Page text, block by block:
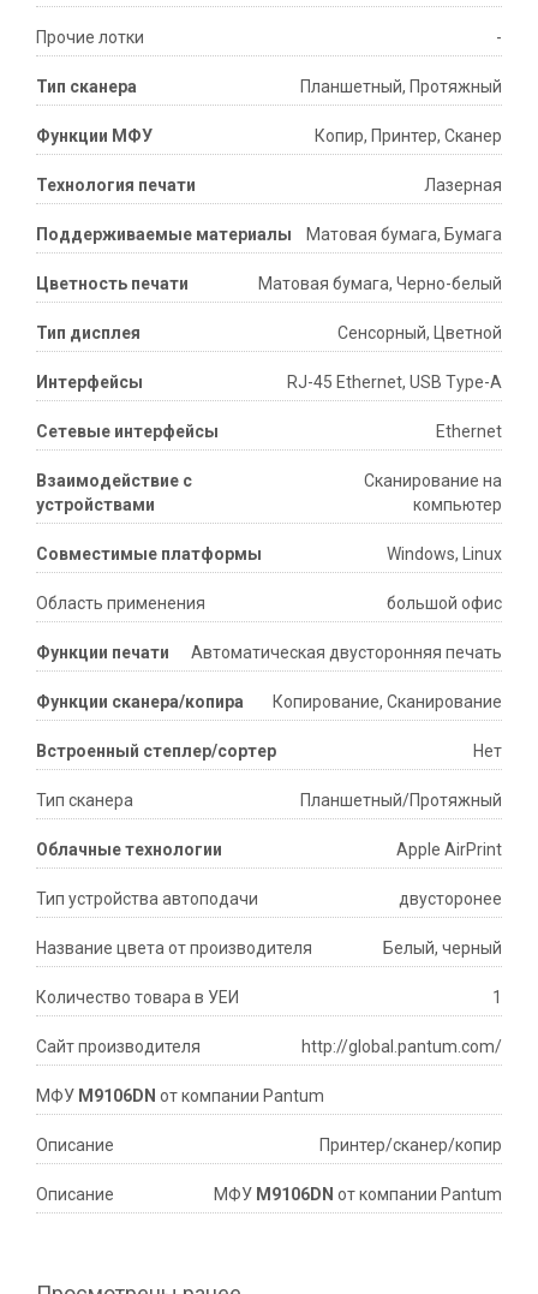
Прочие лотки -
Тип сканера Планшетный, Протяжный
Функции МФУ Копир, Принтеp, Сканеp
Технология печати Лазерная
Поддерживаемые материалы Матовая бумага, Бумага
Цветность печати Матовая бумага, Черно-белый
Тип дисплея Сенсорный, Цветной
Интерфейсы RJ-45 Ethernet, USB Type-A
Сетевые интерфейсы Ethernet
Взаимодействие с
устройствами
Сканирование на
компьютер
Совместимые платформы Windows, Linux
Область применения большой офис
Функции печати Автоматическая двусторонняя печать
Функции сканера/копира Копирование, Сканирование
Встроенный степлер/сортер Нет
Тип сканера Планшетный/Протяжный
Облачные технологии Apple AirPrint
Тип устройства автоподачи двусторонее
Название цвета от производителя Белый, черный
Количество товара в УЕИ 1
Сайт производителя http://global.pantum.com/
МФУ M9106DN от компании Pantum
Описание Принтер/сканер/копир
Описание МФУ M9106DN от компании Pantum